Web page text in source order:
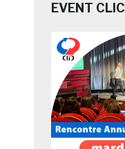
EVENT CLIC